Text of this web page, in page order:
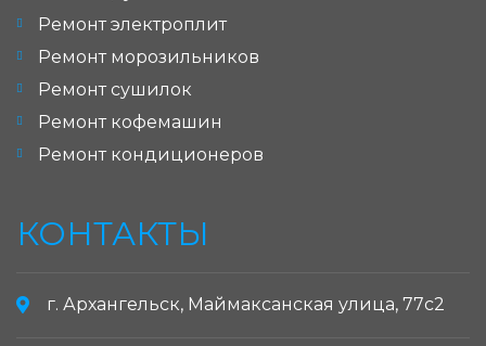
Ремонт электроплит
Ремонт морозильников
Ремонт сушилок
Ремонт кофемашин
Ремонт кондиционеров
КОНТАКТЫ
г. Архангельск, Маймаксанская улица, 77с2